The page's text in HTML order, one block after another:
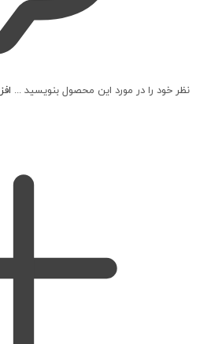
نظر خود را در مورد این محصول بنویسید ...